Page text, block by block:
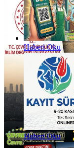
Haberi Oku
Haberi Oku